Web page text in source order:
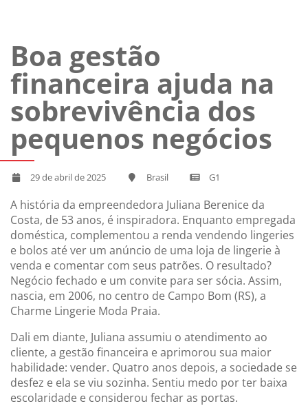
Boa gestão
financeira ajuda na
sobrevivência dos
pequenos negócios
29 de abril de 2025 Brasil G1
A história da empreendedora Juliana Berenice da
Costa, de 53 anos, é inspiradora. Enquanto empregada
doméstica, complementou a renda vendendo lingeries
e bolos até ver um anúncio de uma loja de lingerie à
venda e comentar com seus patrões. O resultado?
Negócio fechado e um convite para ser sócia. Assim,
nascia, em 2006, no centro de Campo Bom (RS), a
Charme Lingerie Moda Praia.
Dali em diante, Juliana assumiu o atendimento ao
cliente, a gestão financeira e aprimorou sua maior
habilidade: vender. Quatro anos depois, a sociedade se
desfez e ela se viu sozinha. Sentiu medo por ter baixa
escolaridade e considerou fechar as portas.